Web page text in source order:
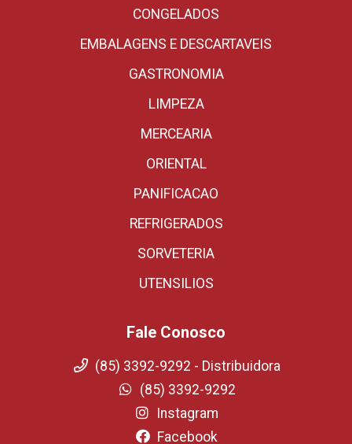
CONGELADOS
EMBALAGENS E DESCARTAVEIS
GASTRONOMIA
LIMPEZA
MERCEARIA
ORIENTAL
PANIFICACAO
REFRIGERADOS
SORVETERIA
UTENSILIOS
Fale Conosco
(85) 3392-9292 - Distribuidora
(85) 3392-9292
Instagram
Facebook